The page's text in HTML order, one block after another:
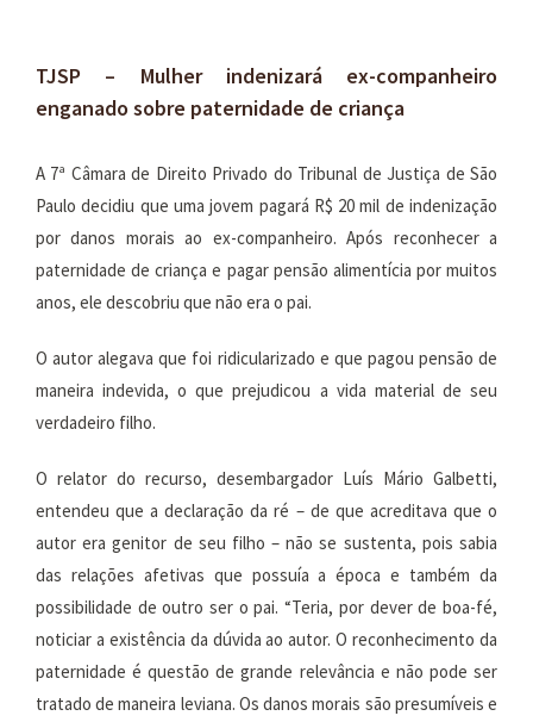
TJSP – Mulher indenizará ex-companheiro
enganado sobre paternidade de criança
A 7ª Câmara de Direito Privado do Tribunal de Justiça de São
Paulo decidiu que uma jovem pagará R$ 20 mil de indenização
por danos morais ao ex-companheiro. Após reconhecer a
paternidade de criança e pagar pensão alimentícia por muitos
anos, ele descobriu que não era o pai.
O autor alegava que foi ridicularizado e que pagou pensão de
maneira indevida, o que prejudicou a vida material de seu
verdadeiro filho.
O relator do recurso, desembargador Luís Mário Galbetti,
entendeu que a declaração da ré – de que acreditava que o
autor era genitor de seu filho – não se sustenta, pois sabia
das relações afetivas que possuía a época e também da
possibilidade de outro ser o pai. “Teria, por dever de boa-fé,
noticiar a existência da dúvida ao autor. O reconhecimento da
paternidade é questão de grande relevância e não pode ser
tratado de maneira leviana. Os danos morais são presumíveis e